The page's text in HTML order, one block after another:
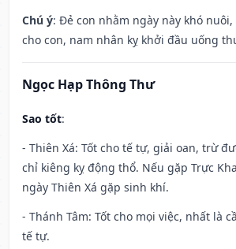
Chú ý: Đẻ con nhằm ngày này khó
cho con, nam nhân kỵ khởi đầu uống
Ngọc Hạp Thông Thư
Sao tốt:
- Thiên Xá: Tốt cho tế tự, giải oan, trừ
chỉ kiêng kỵ động thổ. Nếu gặp Trực
ngày Thiên Xá gặp sinh khí.
- Thánh Tâm: Tốt cho mọi việc, nhất là
tế tự.